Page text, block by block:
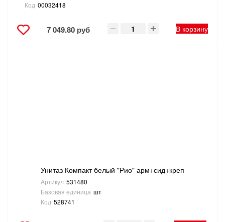
Код 00032418
7 049.80 руб В корзину
Унитаз Компакт белый "Рио" арм+сид+креп
Артикул 531480
Базовая единица шт
Код 528741